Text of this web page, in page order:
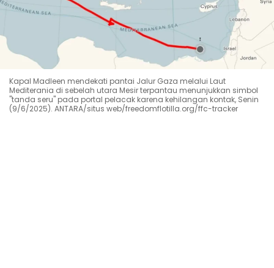
Kapal Madleen mendekati pantai Jalur Gaza melalui Laut
Mediterania di sebelah utara Mesir terpantau menunjukkan simbol
"tanda seru" pada portal pelacak karena kehilangan kontak, Senin
(9/6/2025). ANTARA/situs web/freedomflotilla.org/ffc-tracker